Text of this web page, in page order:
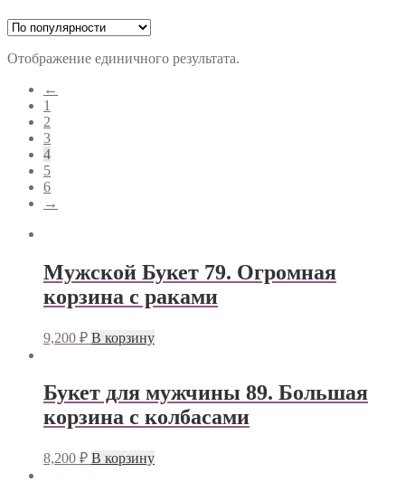
Отображение единичного результата.
←
1
2
3
4
5
6
→
Мужской Букет 79. Огромная
корзина с раками
9,200 ₽ В корзину
Букет для мужчины 89. Большая
корзина с колбасами
8,200 ₽ В корзину